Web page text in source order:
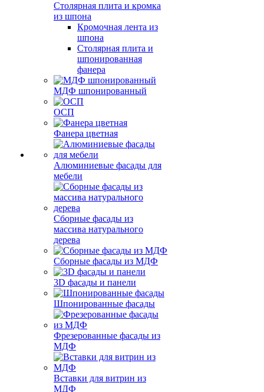
Столярная плита и кромка
из шпона
Кромочная лента из
шпона
Столярная плита и
шпонированная
фанера
МДФ шпонированный
ОСП
Фанера цветная
Алюминиевые фасады для
мебели
Сборные фасады из
массива натурального
дерева
Сборные фасады из МДФ
3D фасады и панели
Шпонированные фасады
Фрезерованные фасады из
МДФ
Вставки для витрин из
МДФ